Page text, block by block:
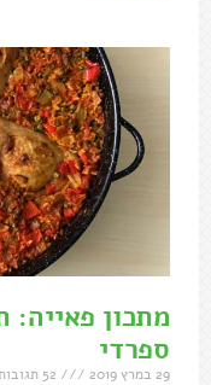
מתכון פאייה:
ספרדי
29 במרץ 2019